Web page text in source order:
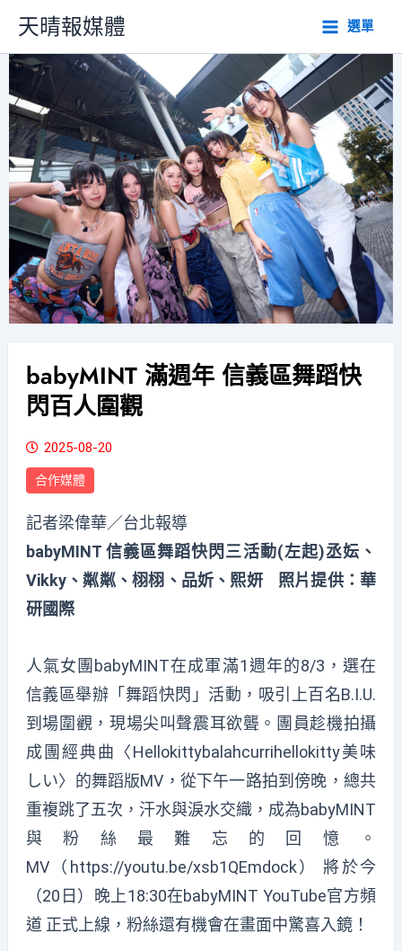
主
內
容
天晴報媒體 選單
babyMINT 滿週年 信義區舞蹈快
閃百人圍觀
2025-08-20
合作媒體
記者梁偉華／台北報導
babyMINT 信義區舞蹈快閃三活動(左起)丞妘、
Vikky、粼粼、栩栩、品妡、熙妍 照片提供：華
研國際
人氣女團babyMINT在成軍滿1週年的8/3，選在
信義區舉辦「舞蹈快閃」活動，吸引上百名B.I.U.
到場圍觀，現場尖叫聲震耳欲聾。團員趁機拍攝
成團經典曲〈Hellokittybalahcurrihellokitty美味
しい〉的舞蹈版MV，從下午一路拍到傍晚，總共
重複跳了五次，汗水與淚水交織，成為babyMINT
與粉絲最難忘的回憶。
MV（ https://youtu.be/xsb1QEmdock） 將於今
（20日）晚上18:30在babyMINT YouTube官方頻
道 正式上線，粉絲還有機會在畫面中驚喜入鏡！